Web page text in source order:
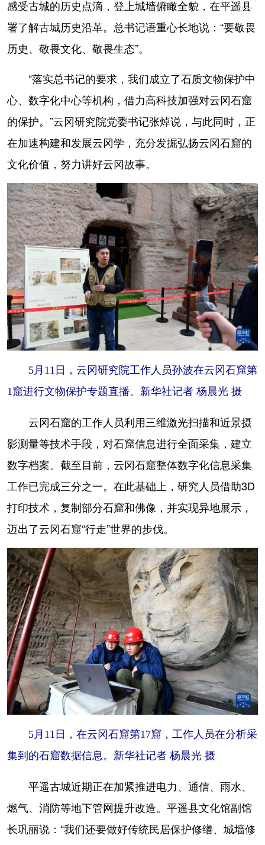
感受古城的历史点滴，登上城墙俯瞰全貌，在平遥县
署了解古城历史沿革。总书记语重心长地说：“要敬畏
历史、敬畏文化、敬畏生态”。
“落实总书记的要求，我们成立了石质文物保护中
心、数字化中心等机构，借力高科技加强对云冈石窟
的保护。”云冈研究院党委书记张焯说，与此同时，正
在加速构建和发展云冈学，充分发掘弘扬云冈石窟的
文化价值，努力讲好云冈故事。
5月11日，云冈研究院工作人员孙波在云冈石窟第
1窟进行文物保护专题直播。新华社记者 杨晨光 摄
云冈石窟的工作人员利用三维激光扫描和近景摄
影测量等技术手段，对石窟信息进行全面采集，建立
数字档案。截至目前，云冈石窟整体数字化信息采集
工作已完成三分之一。在此基础上，研究人员借助3D
打印技术，复制部分石窟和佛像，并实现异地展示，
迈出了云冈石窟“行走”世界的步伐。
5月11日，在云冈石窟第17窟，工作人员在分析采
集到的石窟数据信息。新华社记者 杨晨光 摄
平遥古城近期正在加紧推进电力、通信、雨水、
燃气、消防等地下管网提升改造。平遥县文化馆副馆
长巩丽说：“我们还要做好传统民居保护修缮、城墙修